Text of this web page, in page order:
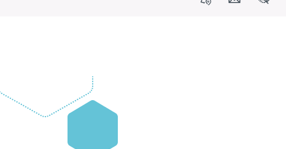
DirectionsContact